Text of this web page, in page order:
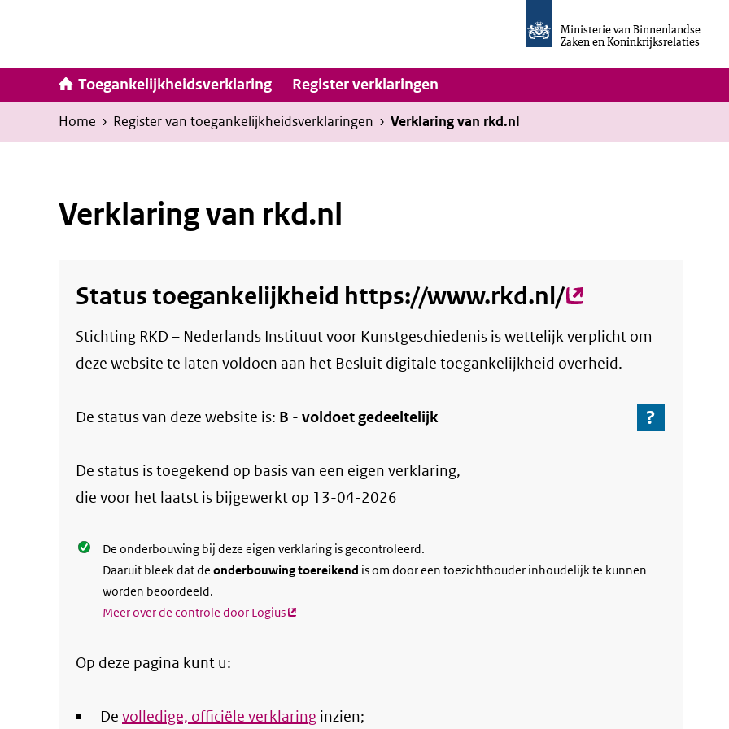
inhoud
Ministerie van Binnenlandse
Zaken en Koninkrijksrelaties
van
Invulassistent
Toegankelijkheidsverklaring
Toegankelijkheidsverklaring Hoofdnavigatie
Register verklaringen
Kruimelpad
U
bevindt
Home › Register van toegankelijkheids­verklaringen › Verklaring van rkd.nl
Verklaring van rkd.nl
Status toegankelijkheid https://www.rkd.nl/(externe
link)
Stichting RKD – Nederlands Instituut voor Kunstgeschiedenis is wettelijk verplicht om
deze website te laten voldoen aan het Besluit digitale toegankelijkheid overheid.
De status van deze website is: B - voldoet gedeeltelijk ?
Ga
De status is toegekend op basis van een eigen verklaring,
die voor het laatst is bijgewerkt op 13-04-2026
De onderbouwing bij deze eigen verklaring is gecontroleerd.
Daaruit bleek dat de onderbouwing toereikend is om door een toezichthouder inhoudelijk te kunnen
worden beoordeeld.
Meer over de controle door Logius(externe
Op deze pagina kunt u:
De volledige, officiële verklaring inzien;